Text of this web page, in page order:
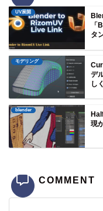
UV展開
タ
モデリング
デ
し
blender
現
COMMENT